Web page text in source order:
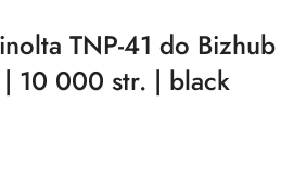
TNP-41 do Bizhub
10 000 str. | black